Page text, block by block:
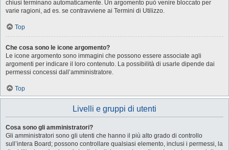
chiusi terminano automaticamente. Un argomento può venire bloccato per
varie ragioni, ad es. se contravviene ai Termini di Utilizzo.
Top
Che cosa sono le icone argomento?
Le icone argomento sono immagini che possono essere associate agli
argomenti per indicare il loro contenuto. La possibilità di usarle dipende dai
permessi concessi dall’amministratore.
Top
Livelli e gruppi di utenti
Cosa sono gli amministratori?
Gli amministratori sono gli utenti che hanno il più alto grado di controllo
sull’intera Board; possono controllare qualsiasi elemento, inclusi i permessi, la